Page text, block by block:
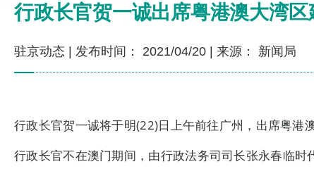
行政长官贺一诚出席粤港澳大湾
驻京动态 | 发布时间： 2021/04/20 | 来源： 新闻局
行政长官贺一诚将于明(22)日上午前往广州，出席粤
行政长官不在澳门期间，由行政法务司司长张永春临时